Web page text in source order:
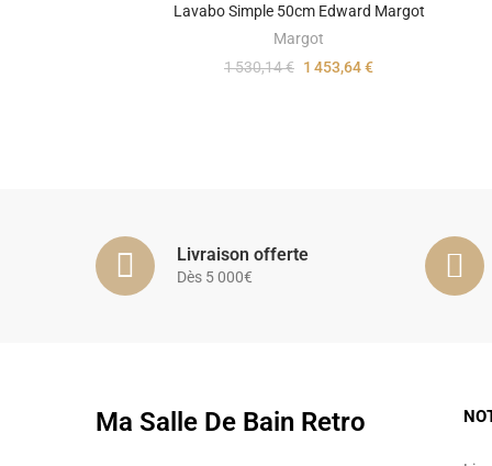
Lavabo Simple 50cm Edward Margot
Margot
1 530,14 € 1 453,64 €
Livraison offerte
Dès 5 000€
Ma Salle De Bain Retro